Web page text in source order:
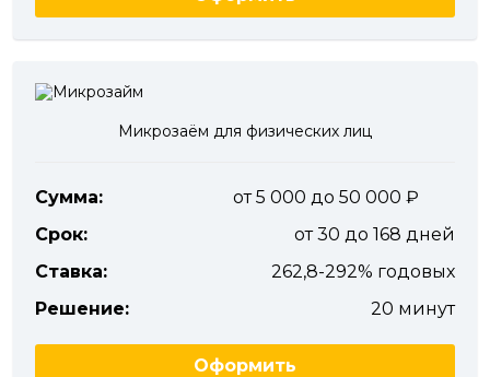
Микрозаём для физических лиц
Сумма:
от 5 000 до 50 000
Срок:
от 30 до 168 дней
Ставка:
262,8-292% годовых
Решение:
20 минут
Оформить